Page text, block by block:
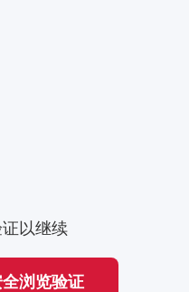
以继续
浏览验证